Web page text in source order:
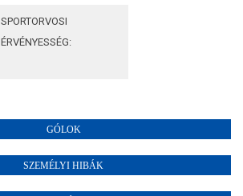
SPORTORVOSI
ÉRVÉNYESSÉG:
GÓLOK
SZEMÉLYI HIBÁK